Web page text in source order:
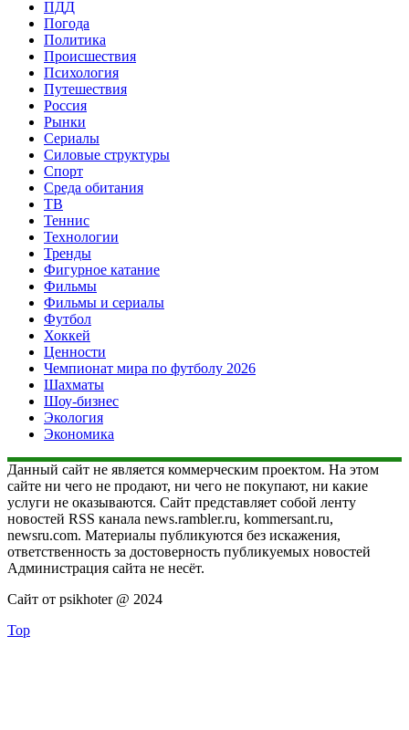
ПДД
Погода
Политика
Происшествия
Психология
Путешествия
Россия
Рынки
Сериалы
Силовые структуры
Спорт
Среда обитания
ТВ
Теннис
Технологии
Тренды
Фигурное катание
Фильмы
Фильмы и сериалы
Футбол
Хоккей
Ценности
Чемпионат мира по футболу 2026
Шахматы
Шоу-бизнес
Экология
Экономика
Данный сайт не является коммерческим проектом. На этом
сайте ни чего не продают, ни чего не покупают, ни какие
услуги не оказываются. Сайт представляет собой ленту
новостей RSS канала news.rambler.ru, kommersant.ru,
newsru.com. Материалы публикуются без искажения,
ответственность за достоверность публикуемых новостей
Администрация сайта не несёт.
Сайт от psikhoter @ 2024
Top